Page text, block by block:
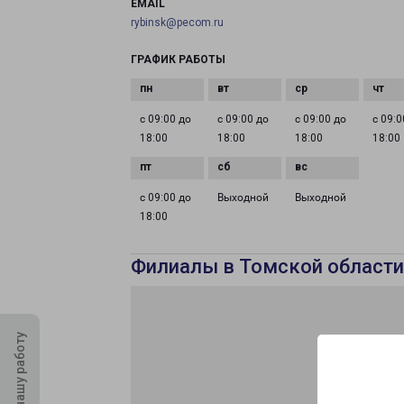
EMAIL
rybinsk@pecom.ru
ГРАФИК РАБОТЫ
с 09:00 до
18:00
с 09:00 до
18:00
с 09:00 до
18:00
с
18:00
с 09:00 до
18:00
Выходной Выходной
Филиалы в Томской области